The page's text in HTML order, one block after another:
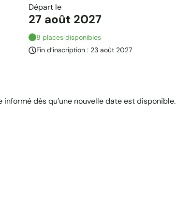
Départ le
27 août 2027
8 places disponibles
Fin d’inscription : 23 août 2027
dès qu’une nouvelle date est disponible.